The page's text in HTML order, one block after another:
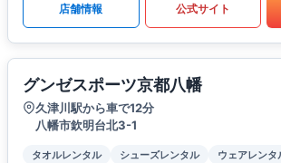
店舗情報 公式サイト
グンゼスポーツ京都八幡
久津川駅から車で12分
八幡市欽明台北3-1
タオルレンタル シューズレンタル
ウェアレンタ